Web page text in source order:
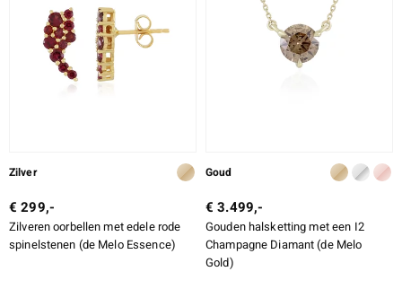
Zilver
€ 299,-
Zilveren oorbellen met edele rode
spinelstenen (de Melo Essence)
Goud
€ 3.499,-
Gouden halsketting met een I2
Champagne Diamant (de Melo
Gold)